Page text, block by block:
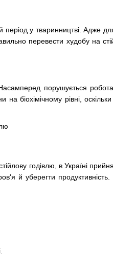
у тваринництві. Адже для
перевести худобу на
порушується
біохімічному рівні,
годівлю, в Україні
й уберегти